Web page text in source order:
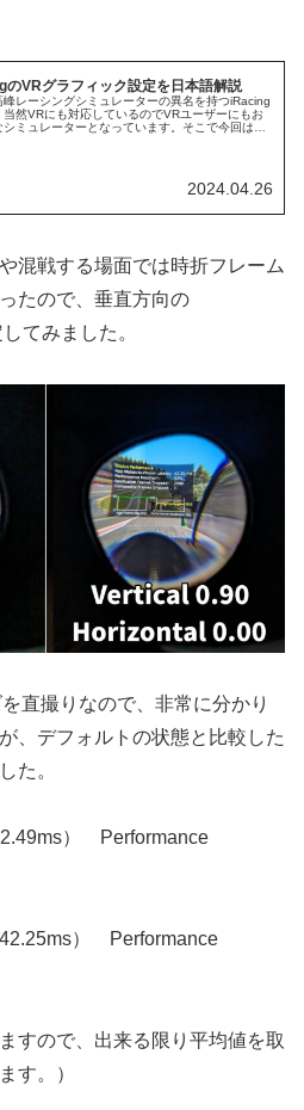
のVRグラフィック設定を日本語解説
峰レーシングシミュレーターの異名を持つiRacing
当然VRにも対応しているのでVRユーザーにもお
シミュレーターとなっています。そこで今回は
2024.04.26
混戦する場面では時折フレーム
たので、垂直方向の
てみました。
直撮りなので、非常に分かり
、デフォルトの状態と比較した
た。
） Performance
） Performance
すので、出来る限り平均値を取
す。）